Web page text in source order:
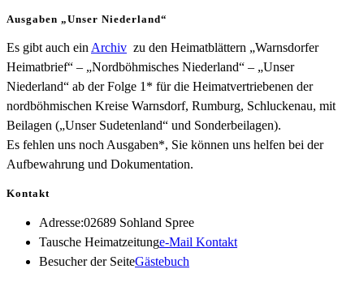
Ausgaben „Unser Niederland“
Es gibt auch ein Archiv zu den Heimatblättern „Warnsdorfer
Heimatbrief“ – „Nordböhmisches Niederland“ – „Unser
Niederland“ ab der Folge 1* für die Heimatvertriebenen der
nordböhmischen Kreise Warnsdorf, Rumburg, Schluckenau, mit
Beilagen („Unser Sudetenland“ und Sonderbeilagen).
Es fehlen uns noch Ausgaben*, Sie können uns helfen bei der
Aufbewahrung und Dokumentation.
Kontakt
Adresse:02689 Sohland Spree
Tausche Heimatzeitunge-Mail KontaktOpens
Besucher der SeiteGästebuch